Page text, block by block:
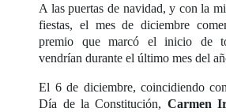
A las puertas de navidad, y con la
fiestas, el mes de diciembre
premio que marcó el inicio de
vendrían durante el último mes del
El 6 de diciembre, coincidiendo
Día de la Constitución, Carmen